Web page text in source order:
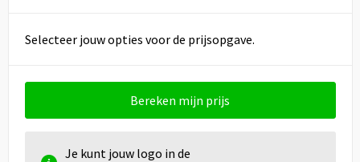
Selecteer jouw opties voor de prijsopgave.
Bereken mijn prijs
Je kunt jouw logo in de